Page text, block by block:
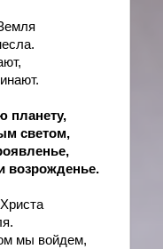
планету,
светом,
возрожденье.
мы войдем,